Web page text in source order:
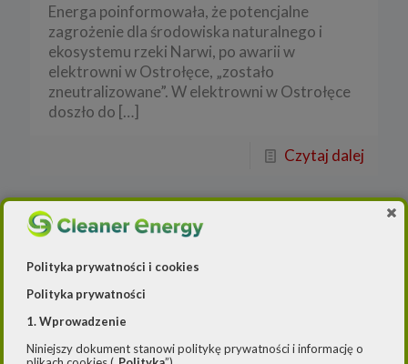
Energa poinformowała, że potencjalne
zagrożenie dla środowiska naturalnego i
ekosystemu rzeki Narwi, po awarii w
elektrowni w Ostrołęce, „zostało
zneutralizowane”. W elektrowni w Ostrołęce
doszło do […]
Czytaj dalej
Polityka prywatności i cookies
Polityka prywatności
1. Wprowadzenie
Niniejszy dokument stanowi politykę prywatności i informację o